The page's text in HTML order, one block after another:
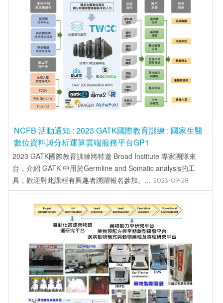
NCFB 活動通知 : 2023 GATK國際教育訓練 : 國家生醫
數位資料與分析運算雲端服務平台GP1
2023 GATK國際教育訓練將特邀 Broad Institute 專家團隊來
台，介紹 GATK 中用於Germline and Somatic analysis的工
具，歡迎對此課程有興趣者踴躍報名參加。... 2023-09-28